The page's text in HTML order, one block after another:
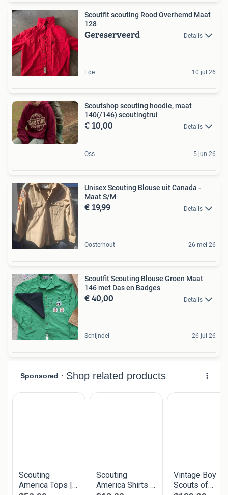
Scoutfit scouting Rood Overhemd Maat
128
Gereserveerd Details
Ede 10 jul 26
Scoutshop scouting hoodie, maat
140(/146) scoutingtrui
€ 10,00 Details
Oss 5 jun 26
Unisex Scouting Blouse uit Canada -
Maat S/M
€ 19,99 Details
Oosterhout 26 mei 26
Scoutfit Scouting Blouse Groen Maat
146 met Das en Badges
€ 40,00 Details
Schijndel 26 jul 26